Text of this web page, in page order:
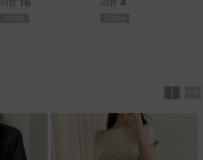
리뷰 16 리뷰 4